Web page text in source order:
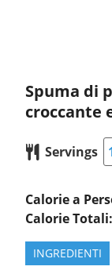
Spuma di
croccante
Servings
Calorie a
Calorie
INGREDIENTI